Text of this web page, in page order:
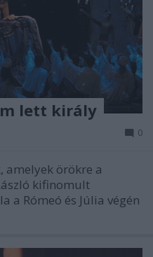
lett király
0
örökre a
kifinomult
a Rómeó és Júlia végén